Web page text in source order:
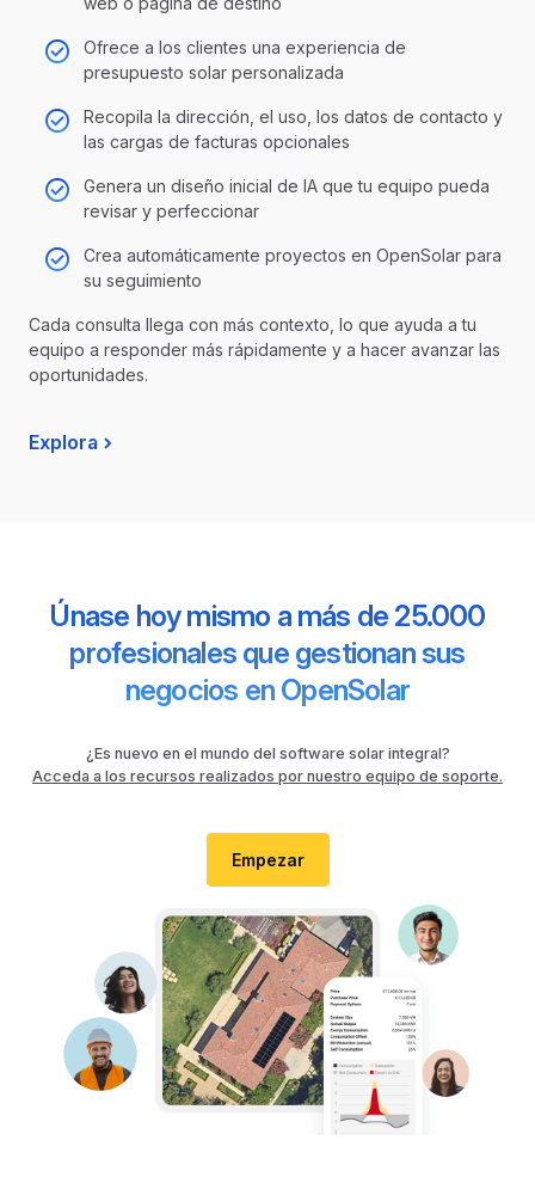
Ofrece a los clientes una experiencia de
presupuesto solar personalizada
Recopila la dirección, el uso, los datos de contacto y
las cargas de facturas opcionales
Genera un diseño inicial de IA que tu equipo pueda
revisar y perfeccionar
Crea automáticamente proyectos en OpenSolar para
su seguimiento
Cada consulta llega con más contexto, lo que ayuda a tu
equipo a responder más rápidamente y a hacer avanzar las
oportunidades.
Explora
Únase hoy mismo a más de 25.000
profesionales que gestionan sus
negocios en OpenSolar
¿Es nuevo en el mundo del software solar integral?
Acceda a los recursos realizados por nuestro equipo de soporte.
Empezar